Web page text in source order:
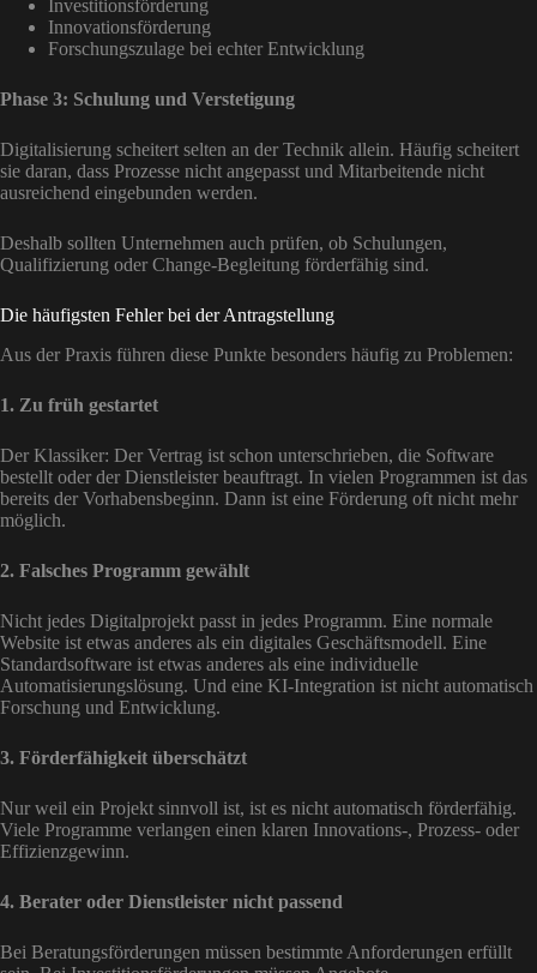
Investitionsförderung
Innovationsförderung
Forschungszulage bei echter Entwicklung
Phase 3: Schulung und Verstetigung
Digitalisierung scheitert selten an der Technik allein. Häufig scheitert
sie daran, dass Prozesse nicht angepasst und Mitarbeitende nicht
ausreichend eingebunden werden.
Deshalb sollten Unternehmen auch prüfen, ob Schulungen,
Qualifizierung oder Change-Begleitung förderfähig sind.
Die häufigsten Fehler bei der Antragstellung
Aus der Praxis führen diese Punkte besonders häufig zu Problemen:
1. Zu früh gestartet
Der Klassiker: Der Vertrag ist schon unterschrieben, die Software
bestellt oder der Dienstleister beauftragt. In vielen Programmen ist das
bereits der Vorhabensbeginn. Dann ist eine Förderung oft nicht mehr
möglich.
2. Falsches Programm gewählt
Nicht jedes Digitalprojekt passt in jedes Programm. Eine normale
Website ist etwas anderes als ein digitales Geschäftsmodell. Eine
Standardsoftware ist etwas anderes als eine individuelle
Automatisierungslösung. Und eine KI-Integration ist nicht automatisch
Forschung und Entwicklung.
3. Förderfähigkeit überschätzt
Nur weil ein Projekt sinnvoll ist, ist es nicht automatisch förderfähig.
Viele Programme verlangen einen klaren Innovations-, Prozess- oder
Effizienzgewinn.
4. Berater oder Dienstleister nicht passend
Bei Beratungsförderungen müssen bestimmte Anforderungen erfüllt